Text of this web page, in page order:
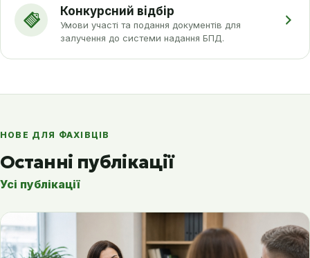
Конкурсний відбір
Умови участі та подання документів для
залучення до системи надання БПД.
НОВЕ ДЛЯ ФАХІВЦІВ
Останні публікації
Усі публікації